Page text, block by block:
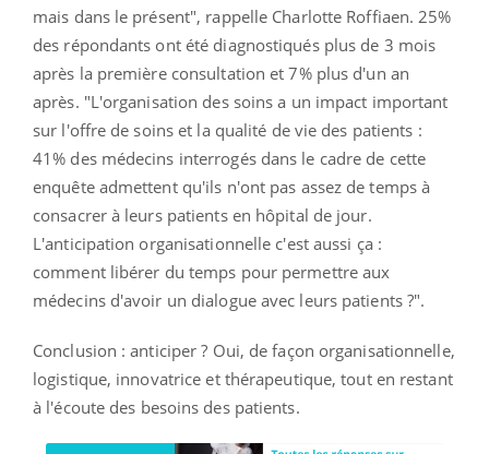
mais dans le présent", rappelle Charlotte Roffiaen. 25%
des répondants ont été diagnostiqués plus de 3 mois
après la première consultation et 7% plus d'un an
après. "L'organisation des soins a un impact important
sur l'offre de soins et la qualité de vie des patients :
41% des médecins interrogés dans le cadre de cette
enquête admettent qu'ils n'ont pas assez de temps à
consacrer à leurs patients en hôpital de jour.
L'anticipation organisationnelle c'est aussi ça :
comment libérer du temps pour permettre aux
médecins d'avoir un dialogue avec leurs patients ?".
Conclusion : anticiper ? Oui, de façon organisationnelle,
logistique, innovatrice et thérapeutique, tout en restant
à l'écoute des besoins des patients.